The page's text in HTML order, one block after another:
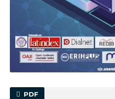
PDF